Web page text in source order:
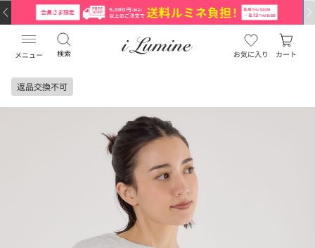
メニュー 検索 お気に入り カート
返品交換不可